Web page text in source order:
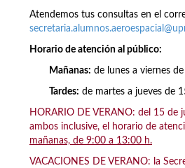
Atendemos tus consultas en el
Horario de atención al público:
Mañanas: de lunes a viernes
Tardes: de martes a jueves de
HORARIO DE VERANO: del 15 de
ambos inclusive, el horario de
mañanas, de 9:00 a 13:00 h.
VACACIONES DE VERANO: la